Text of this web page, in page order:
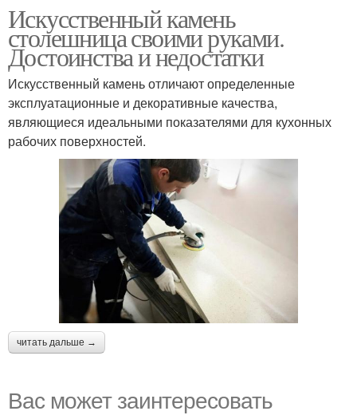
столешницы
Искусственный камень
столешница своими руками.
Достоинства и недостатки
Искусственный камень отличают определенные
эксплуатационные и декоративные качества,
являющиеся идеальными показателями для кухонных
рабочих поверхностей.
читать дальше →
Вас может заинтересовать